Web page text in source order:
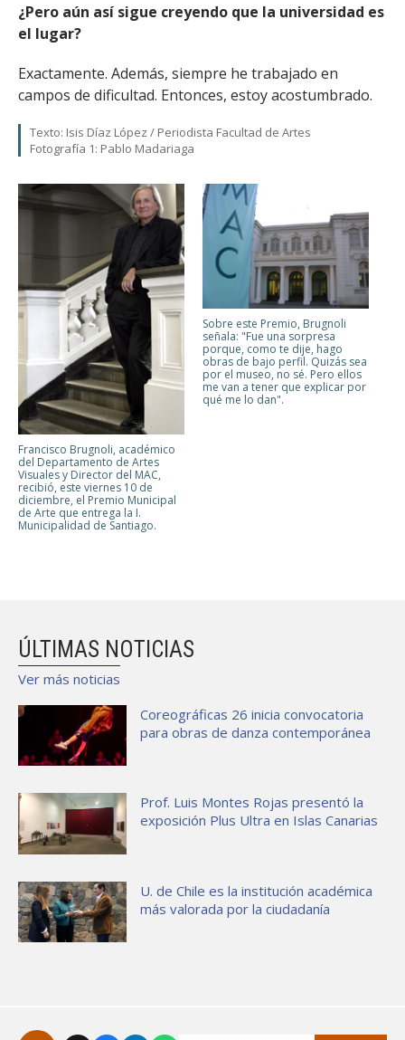
Francisco Brugnoli, académico
del Departamento de Artes
Visuales y Director del MAC,
recibió, este viernes 10 de
diciembre, el Premio Municipal
de Arte que entrega la I.
Municipalidad de Santiago.
Sobre este Premio, Brugnoli
señala: "Fue una sorpresa
porque, como te dije, hago
obras de bajo perfil. Quizás sea
por el museo, no sé. Pero ellos
me van a tener que explicar por
qué me lo dan".
¿Pero aún así sigue creyendo que la universidad es
el lugar?
Exactamente. Además, siempre he trabajado en
campos de dificultad. Entonces, estoy acostumbrado.
Texto: Isis Díaz López / Periodista Facultad de Artes
Fotografía 1: Pablo Madariaga
ÚLTIMAS NOTICIAS
Ver más noticias
Coreográficas 26 inicia convocatoria
para obras de danza contemporánea
Prof. Luis Montes Rojas presentó la
exposición Plus Ultra en Islas Canarias
U. de Chile es la institución académica
más valorada por la ciudadanía